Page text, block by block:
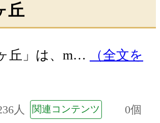
丘
丘」は、m…
（全文を
人 関連コンテンツ 0個